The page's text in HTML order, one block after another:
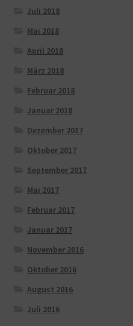
Juli 2018
Mai 2018
April 2018
März 2018
Februar 2018
Januar 2018
Dezember 2017
Oktober 2017
September 2017
Mai 2017
Februar 2017
Januar 2017
November 2016
Oktober 2016
August 2016
Juli 2016